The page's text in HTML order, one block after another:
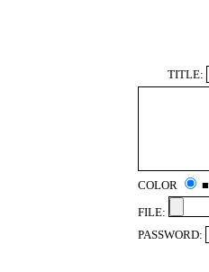
TITLE:
COLOR ■
FILE:
PASSWORD: